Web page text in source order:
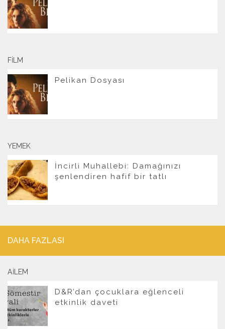
FILM
Pelikan Dosyası
YEMEK
İncirli Muhallebi: Damağınızı
şenlendiren hafif bir tatlı
DAHA FAZLASI
AILEM
D&R’dan çocuklara eğlenceli
etkinlik daveti